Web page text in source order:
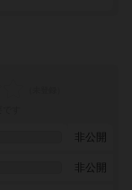
非公開
非公開